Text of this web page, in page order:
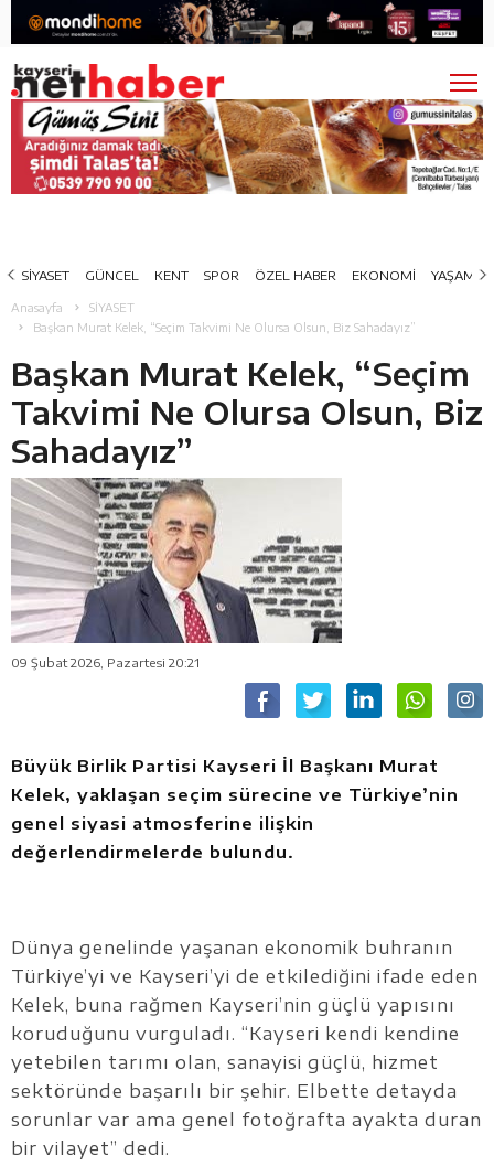
SİYASET GÜNCEL KENT SPOR ÖZEL HABER EKONOMİ YAŞAM
Anasayfa
SİYASET
Başkan Murat Kelek, “Seçim Takvimi Ne Olursa Olsun, Biz Sahadayız”
Başkan Murat Kelek, “Seçim
Takvimi Ne Olursa Olsun, Biz
Sahadayız”
09 Şubat 2026, Pazartesi 20:21
Büyük Birlik Partisi Kayseri İl Başkanı Murat
Kelek, yaklaşan seçim sürecine ve Türkiye’nin
genel siyasi atmosferine ilişkin
değerlendirmelerde bulundu.
Dünya genelinde yaşanan ekonomik buhranın
Türkiye’yi ve Kayseri’yi de etkilediğini ifade eden
Kelek, buna rağmen Kayseri’nin güçlü yapısını
koruduğunu vurguladı. “Kayseri kendi kendine
yetebilen tarımı olan, sanayisi güçlü, hizmet
sektöründe başarılı bir şehir. Elbette detayda
sorunlar var ama genel fotoğrafta ayakta duran
bir vilayet” dedi.